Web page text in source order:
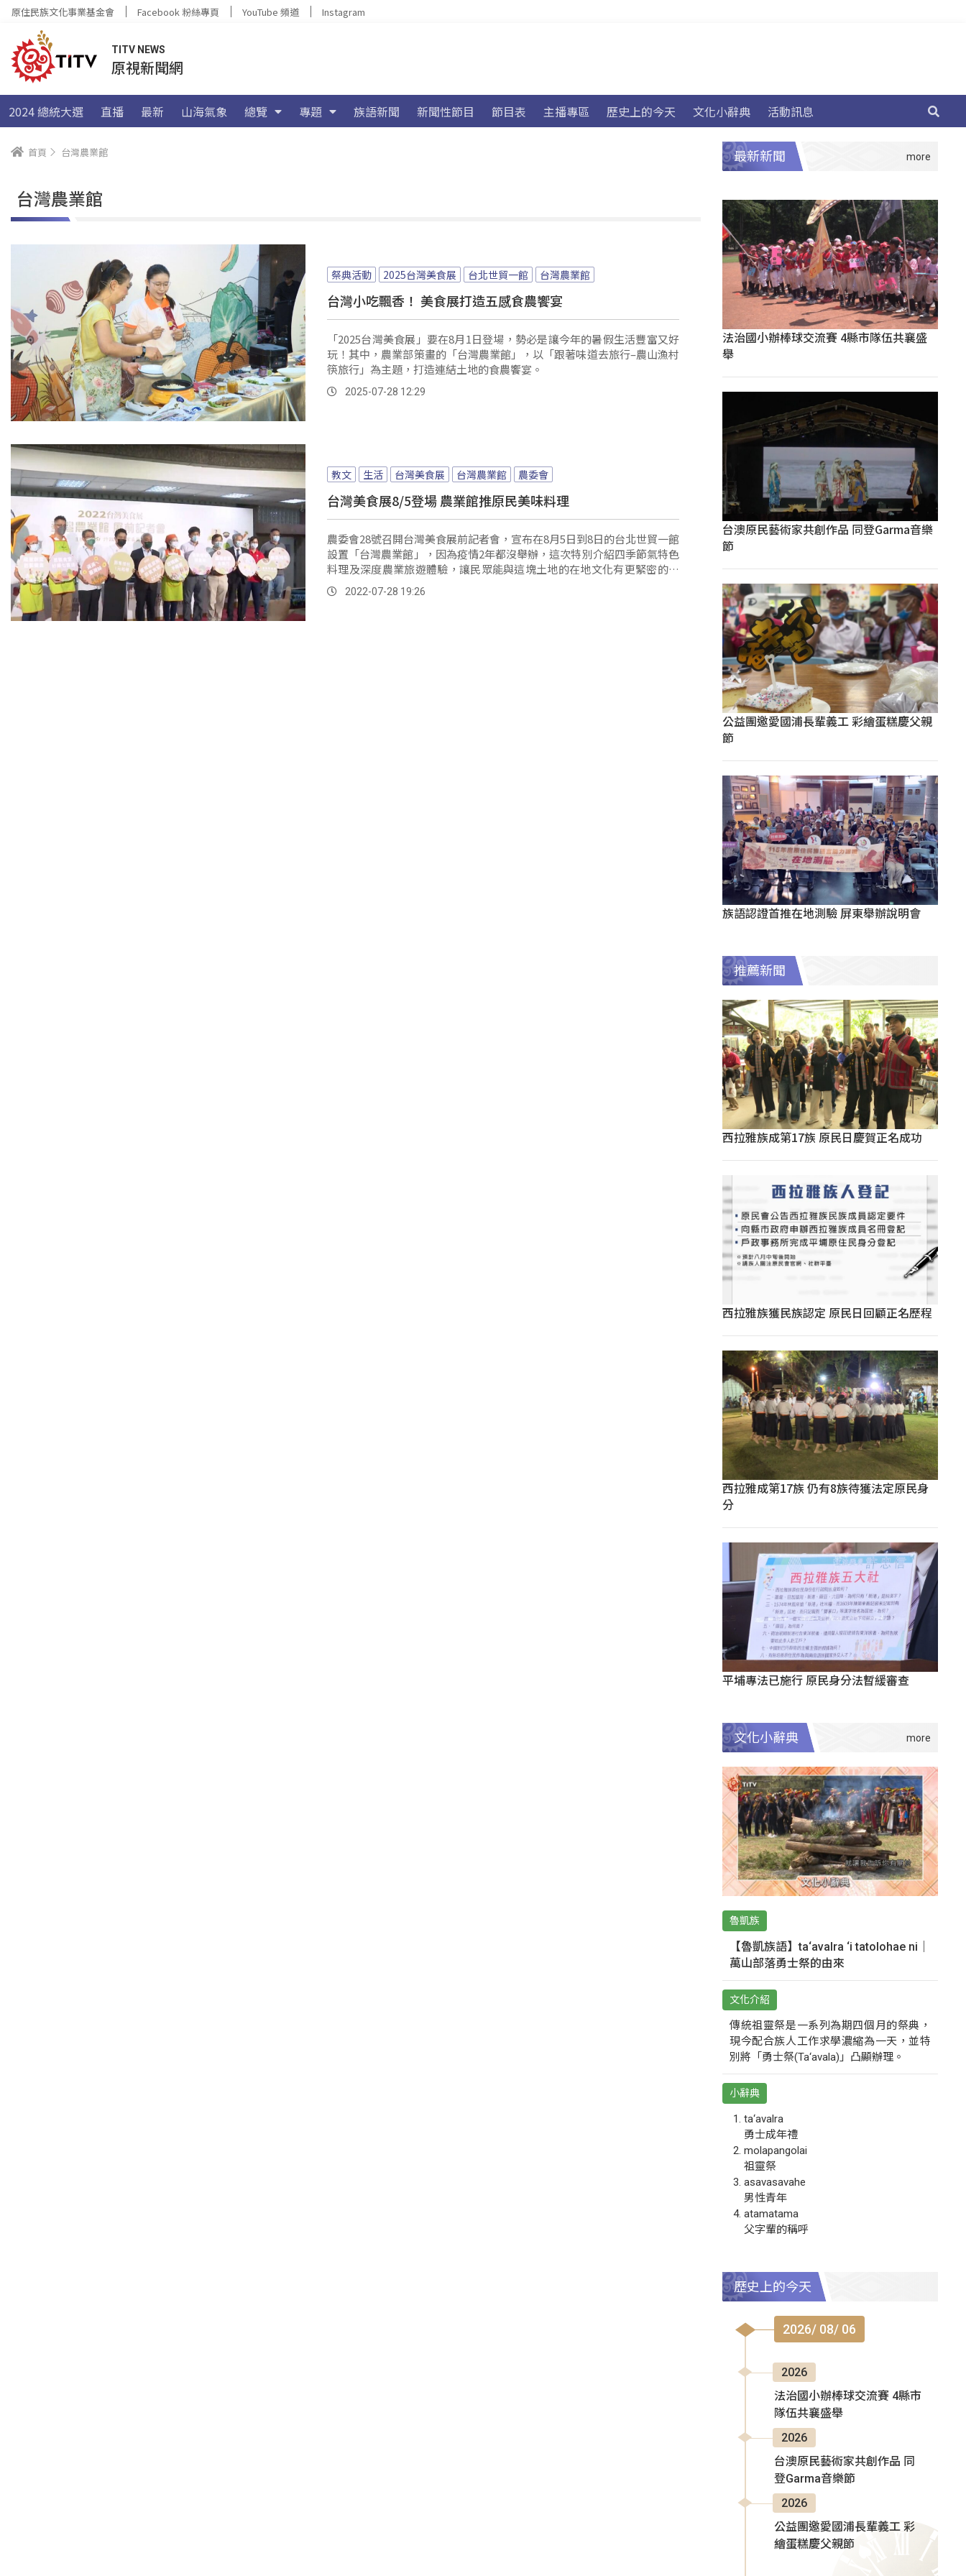
原住民族文化事業基金會 Facebook 粉絲專頁 YouTube 頻道 Instagram
TITV NEWS
原視新聞網
2024 總統大選 直播 最新 山海氣象 總覽 專題 族語新聞 新聞性節目 節目表 主播專區 歷史上的今天 文化小辭典 活動訊息
首頁 台灣農業館
台灣農業館
祭典活動 2025台灣美食展 台北世貿一館 台灣農業館
台灣小吃飄香！ 美食展打造五感食農饗宴
「2025台灣美食展」要在8月1日登場，勢必是讓今年的暑假生活豐富又好
玩！其中，農業部策畫的「台灣農業館」，以「跟著味道去旅行–農山漁村
筷旅行」為主題，打造連結土地的食農饗宴。
2025-07-28 12:29
教文 生活 台灣美食展 台灣農業館 農委會
台灣美食展8/5登場 農業館推原民美味料理
農委會28號召開台灣美食展前記者會，宣布在8月5日到8日的台北世貿一館
設置「台灣農業館」，因為疫情2年都沒舉辦，這次特別介紹四季節氣特色
料理及深度農業旅遊體驗，讓民眾能與這塊土地的在地文化有更緊密的連
結。2022-07-28 19:26
最新新聞
法治國小辦棒球交流賽 4縣市隊伍共襄盛
舉
台澳原民藝術家共創作品 同登Garma音樂
節
公益團邀愛國浦長輩義工 彩繪蛋糕慶父親
節
族語認證首推在地測驗 屏東舉辦說明會
推薦新聞
西拉雅族成第17族 原民日慶賀正名成功
西拉雅族獲民族認定 原民日回顧正名歷程
西拉雅成第17族 仍有8族待獲法定原民身
分
平埔專法已施行 原民身分法暫緩審查
文化小辭典
魯凱族
【魯凱族語】ta‘avalra ‘i tatolohae ni｜
萬山部落勇士祭的由來
文化介紹
傳統祖靈祭是一系列為期四個月的祭典，
現今配合族人工作求學濃縮為一天，並特
別將「勇士祭(Ta‘avala)」凸顯辦理。
小辭典
ta‘avalra
勇士成年禮
molapangolai
祖靈祭
asavasavahe
男性青年
atamatama
父字輩的稱呼
歷史上的今天
2026/ 08/ 06
2026
法治國小辦棒球交流賽 4縣市
隊伍共襄盛舉
2026
台澳原民藝術家共創作品 同
登Garma音樂節
2026
公益團邀愛國浦長輩義工 彩
繪蛋糕慶父親節